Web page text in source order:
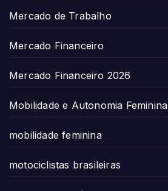
Mercado de Trabalho
Mercado Financeiro
Mercado Financeiro 2026
Mobilidade e Autonomia Feminina
mobilidade feminina
motociclistas brasileiras